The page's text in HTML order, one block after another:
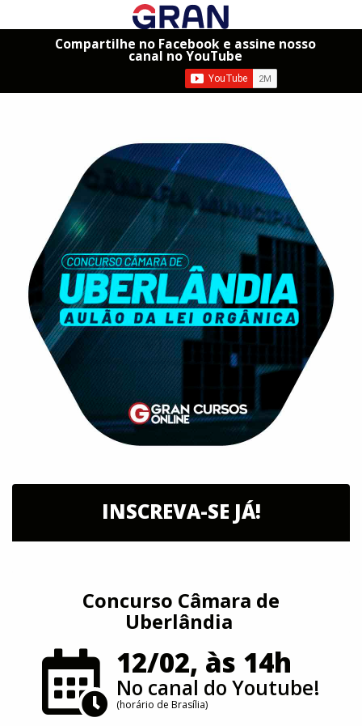
Compartilhe no Facebook e assine nosso
canal no YouTube
INSCREVA-SE JÁ!
Concurso Câmara de
Uberlândia
12/02, às 14h
No canal do Youtube!
(horário de Brasília)